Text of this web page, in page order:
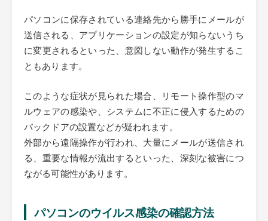
パソコンに保存されている連絡先から勝手にメールが
送信される、アプリケーションの設定が知らないうち
に変更されるといった、意図しない動作が発生するこ
ともあります。
このような症状が見られた場合、リモート操作型のマ
ルウェアの感染や、システムに不正に侵入するための
バックドアの設置などが疑われます。
外部から遠隔操作が行われ、大量にメールが送信され
る、重要な情報が流出するといった、深刻な被害につ
ながる可能性があります。
パソコンのウイルス感染の確認方法